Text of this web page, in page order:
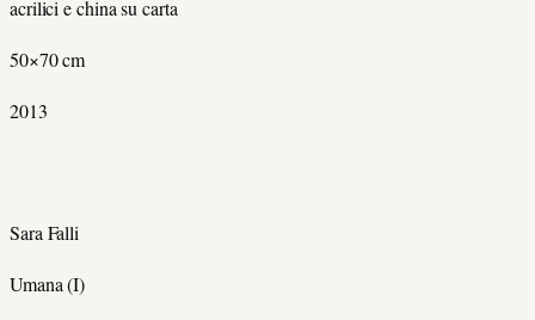
acrilici e china su carta
50×70 cm
2013
Sara Falli
Umana (I)